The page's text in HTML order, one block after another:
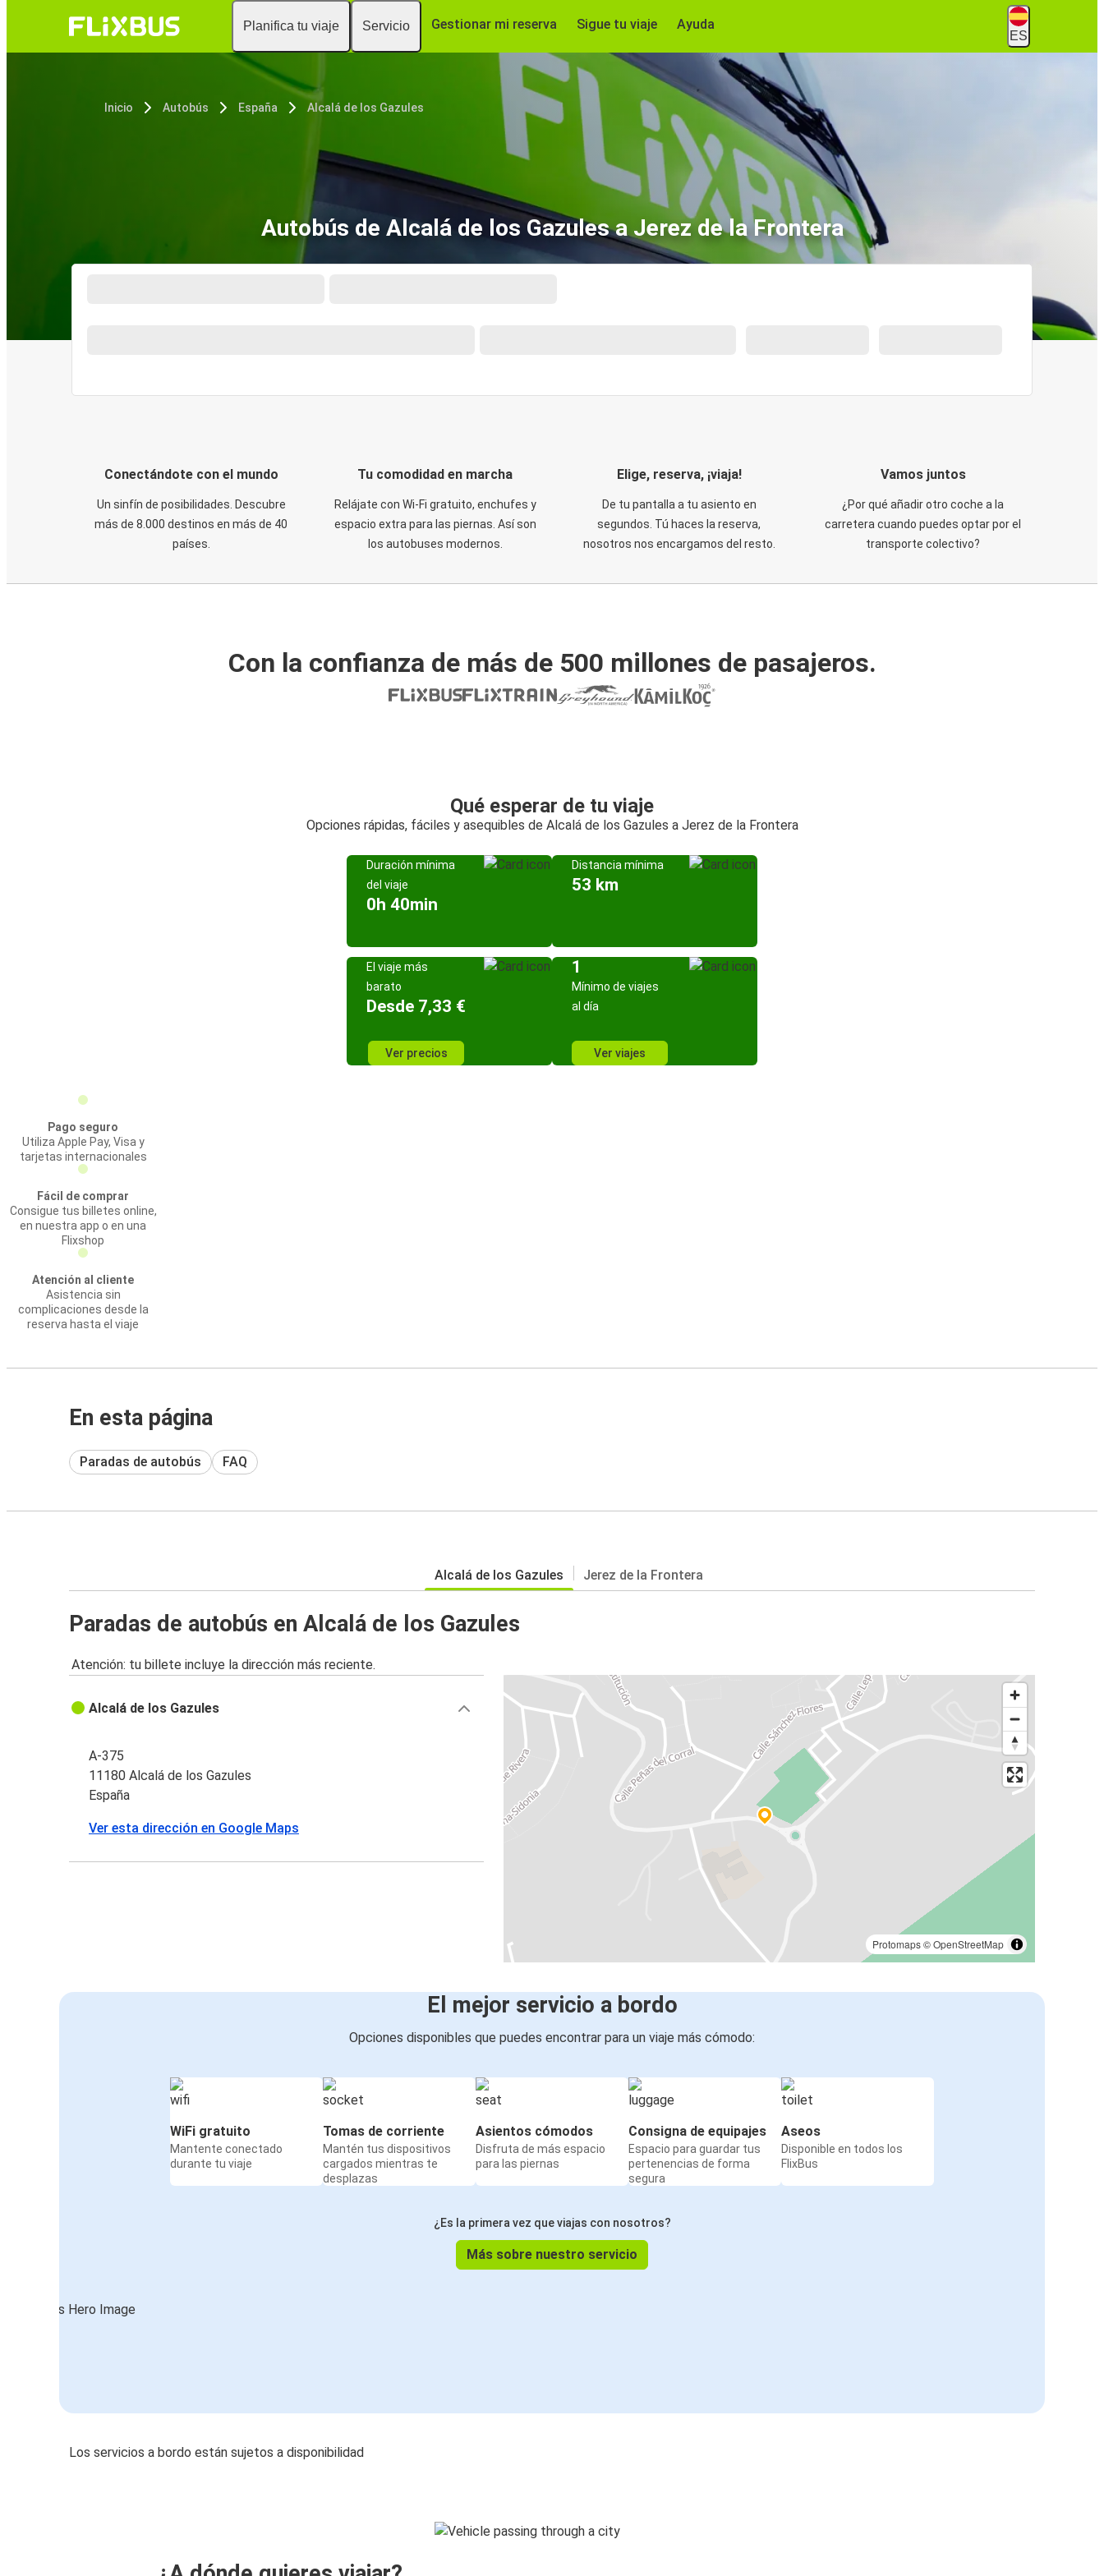
Planifica tu viaje Servicio Gestionar mi reserva Sigue tu viaje Ayuda
ES
Inicio Autobús España Alcalá de los Gazules
Autobús de Alcalá de los Gazules a Jerez de la Frontera
Conectándote con el mundo
Un sinfín de posibilidades. Descubre
más de 8.000 destinos en más de 40
países.
Tu comodidad en marcha
Relájate con Wi-Fi gratuito, enchufes y
espacio extra para las piernas. Así son
los autobuses modernos.
Elige, reserva, ¡viaja!
De tu pantalla a tu asiento en
segundos. Tú haces la reserva,
nosotros nos encargamos del resto.
Vamos juntos
¿Por qué añadir otro coche a la
carretera cuando puedes optar por el
transporte colectivo?
Con la confianza de más de 500 millones de pasajeros.
Qué esperar de tu viaje
Opciones rápidas, fáciles y asequibles de Alcalá de los Gazules a Jerez de la Frontera
Duración mínima
del viaje
0h 40min
Distancia mínima
53 km
El viaje más
barato
Desde 7,33 €
Ver precios
1
Mínimo de viajes
al día
Ver viajes
Pago seguro
Utiliza Apple Pay, Visa y
tarjetas internacionales
Fácil de comprar
Consigue tus billetes online,
en nuestra app o en una
Flixshop
Atención al cliente
Asistencia sin
complicaciones desde la
reserva hasta el viaje
En esta página
Paradas de autobús FAQ
Alcalá de los Gazules Jerez de la Frontera
Paradas de autobús en Alcalá de los Gazules
Atención: tu billete incluye la dirección más reciente.
Protomaps©OpenStreetMap
Alcalá de los Gazules
A-375
11180 Alcalá de los Gazules
España
Ver esta dirección en Google Maps
El mejor servicio a bordo
Opciones disponibles que puedes encontrar para un viaje más cómodo:
WiFi gratuito
Mantente conectado
durante tu viaje
Tomas de corriente
Mantén tus dispositivos
cargados mientras te
desplazas
Asientos cómodos
Disfruta de más espacio
para las piernas
Consigna de equipajes
Espacio para guardar tus
pertenencias de forma
segura
Aseos
Disponible en todos los
FlixBus
¿Es la primera vez que viajas con nosotros?
Más sobre nuestro servicio
Los servicios a bordo están sujetos a disponibilidad